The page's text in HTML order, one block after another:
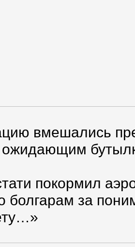
вмешались
ожидающим
покормил
болгарам за